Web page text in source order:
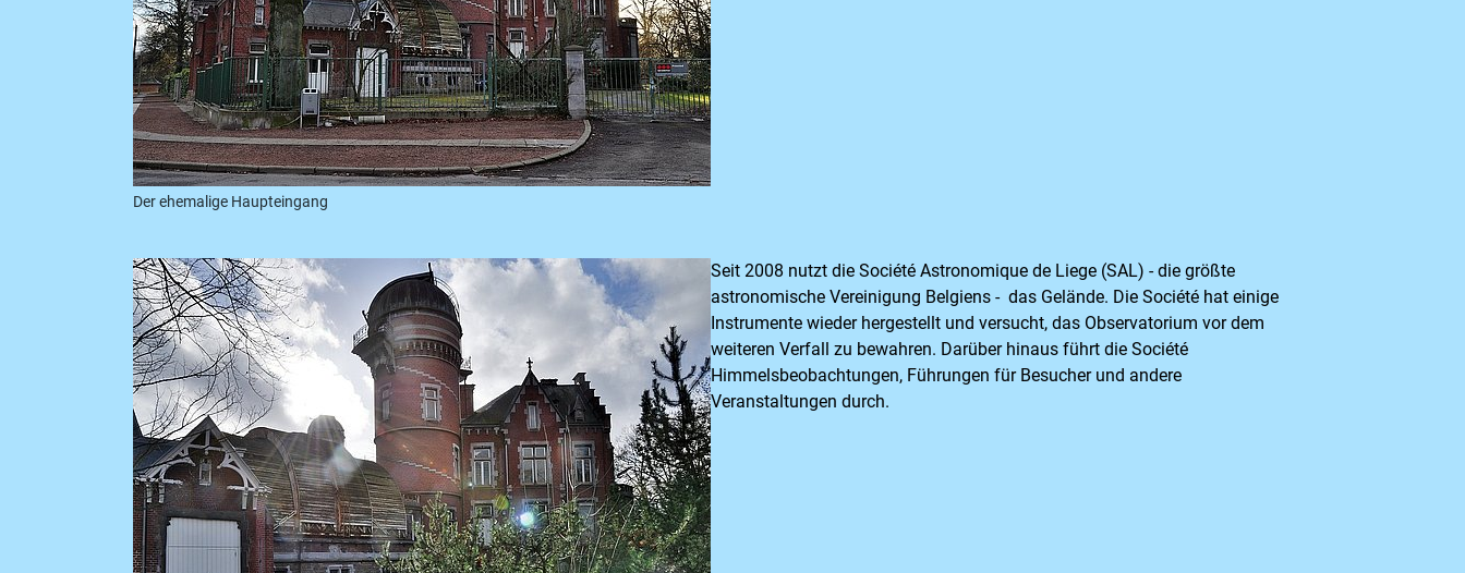
Der ehemalige Haupteingang
Seit 2008 nutzt die Société Astronomique de Liege (SAL) - die größte
astronomische Vereinigung Belgiens - das Gelände. Die Société hat einige
Instrumente wieder hergestellt und versucht, das Observatorium vor dem
weiteren Verfall zu bewahren. Darüber hinaus führt die Société
Himmelsbeobachtungen, Führungen für Besucher und andere
Veranstaltungen durch.